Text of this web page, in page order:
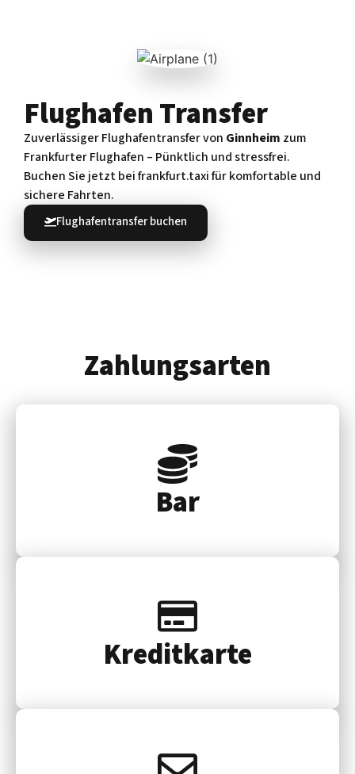
Flughafen Transfer
Zuverlässiger Flughafentransfer von Ginnheim zum
Frankfurter Flughafen – Pünktlich und stressfrei.
Buchen Sie jetzt bei frankfurt.taxi für komfortable und
sichere Fahrten.
Flughafentransfer buchen
Zahlungsarten
Bar
Kredit­karte